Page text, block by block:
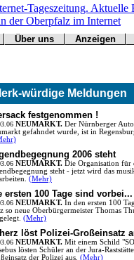
würdige Meldungen
festgenommen !
NEUMARKT. Der Nürnberger
gefahndet wurde, ist in
2006 steht
NEUMARKT. Die Organisation für
steht - jetzt wird das
(Mehr)
ersten 100 Tage sind vorbei...
NEUMARKT. In den ersten 100
so neue Oberbürgermeister Thomas
(Mehr)
löst Polizei-Großeinsatz
NEUMARKT. Mit einem Schild
lösten Schüler an der Jura-
der Polizei aus. (Mehr)
Über uns
Kontakt
Anzeigen